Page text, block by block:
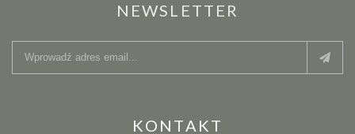
NEWSLETTER
KONTAKT